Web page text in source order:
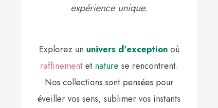
expérience unique.
Explorez un univers d’exception où
raffinementet nature se rencontrent.
Nos collections sont pensées pour
éveiller vos sens, sublimer vos instants